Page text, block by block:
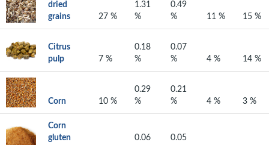
dried
grains
27 %
1.31
%
0.49
%
11 % 15 %
Citrus
pulp
7 %
0.18
%
0.07
%
4 % 14 %
Corn 10 %
0.29
%
0.21
%
4 % 3 %
Corn
gluten
0.06
0.05